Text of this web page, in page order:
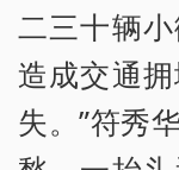
二三十辆
造成交通
失。”符秀